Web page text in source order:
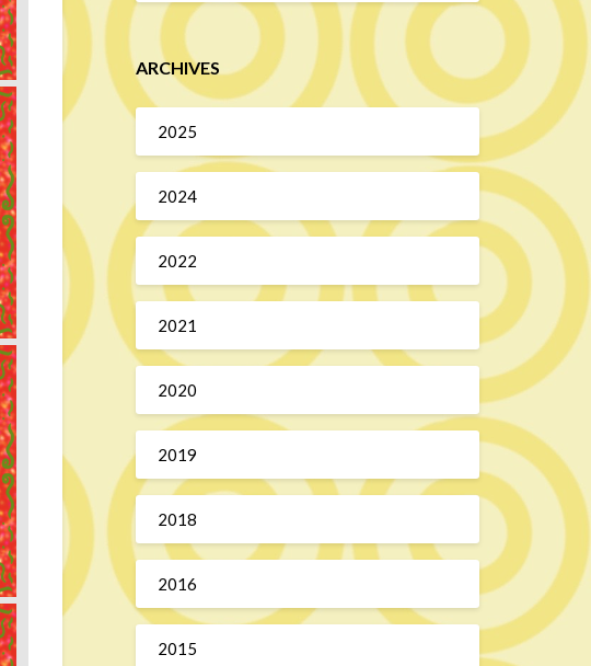
ARCHIVES
2025
2024
2022
2021
2020
2019
2018
2016
2015